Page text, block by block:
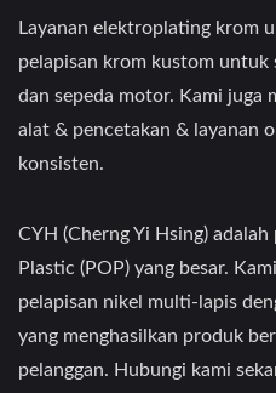
Layanan elektroplating krom
pelapisan krom kustom untuk
dan sepeda motor. Kami juga
alat & pencetakan & layanan
konsisten.
CYH (Cherng Yi Hsing)
Plastic (POP) yang besar.
pelapisan nikel multi-lapis
yang menghasilkan produk
pelanggan. Hubungi kami